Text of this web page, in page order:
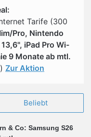
Tarife (300
Pro, Nintendo
iPad Pro Wi-
9 Monate ab mtl.
Zur Aktion
Beliebt
& Co: Samsung S26